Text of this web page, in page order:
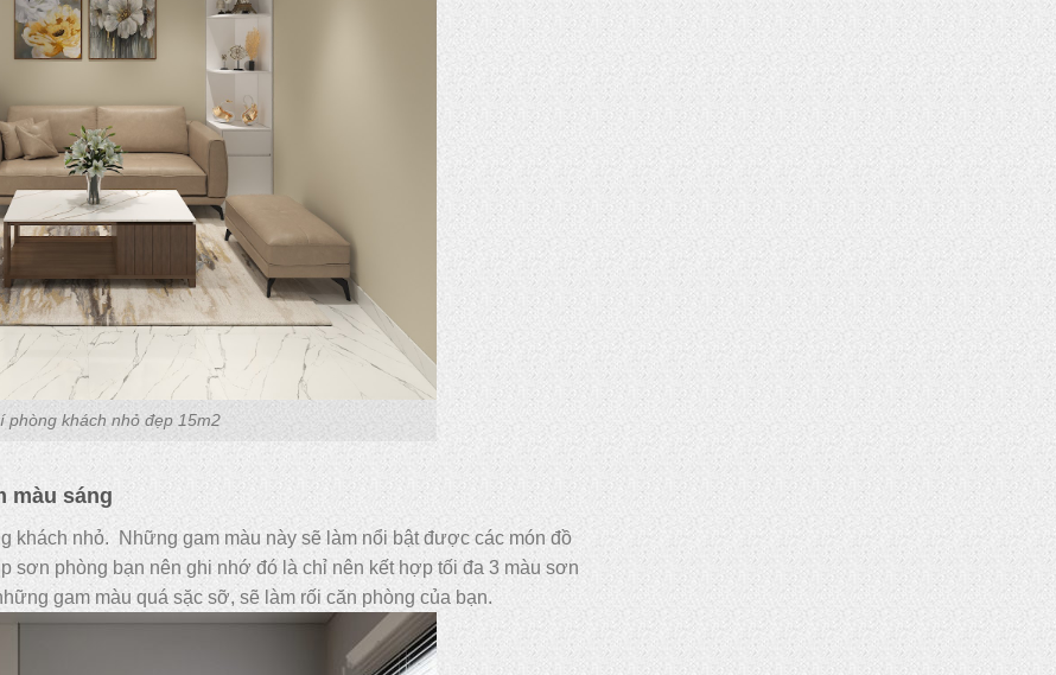
phòng khách nhỏ đẹp 15m2
màu sáng
khách nhỏ. Những gam màu này sẽ làm nổi bật được các món đồ
sơn phòng bạn nên ghi nhớ đó là chỉ nên kết hợp tối đa 3 màu sơn
gam màu quá sặc sỡ, sẽ làm rối căn phòng của bạn.